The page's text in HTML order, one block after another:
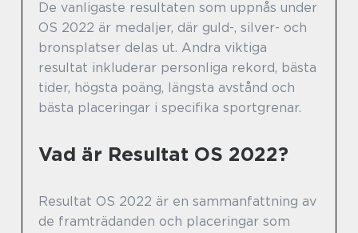
De vanligaste resultaten som uppnås under
OS 2022 är medaljer, där guld-, silver- och
bronsplatser delas ut. Andra viktiga
resultat inkluderar personliga rekord, bästa
tider, högsta poäng, längsta avstånd och
bästa placeringar i specifika sportgrenar.
Vad är Resultat OS 2022?
Resultat OS 2022 är en sammanfattning av
de framträdanden och placeringar som